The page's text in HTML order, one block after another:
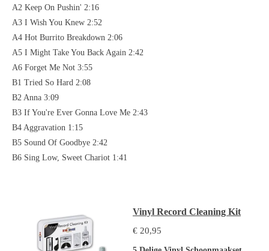
A2 Keep On Pushin' 2:16
A3 I Wish You Knew 2:52
A4 Hot Burrito Breakdown 2:06
A5 I Might Take You Back Again 2:42
A6 Forget Me Not 3:55
B1 Tried So Hard 2:08
B2 Anna 3:09
B3 If You're Ever Gonna Love Me 2:43
B4 Aggravation 1:15
B5 Sound Of Goodbye 2:42
B6 Sing Low, Sweet Chariot 1:41
Vinyl Record Cleaning Kit
€ 20,95